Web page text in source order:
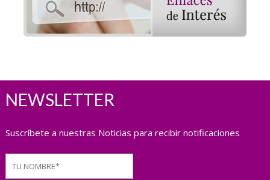
NEWSLETTER
Suscríbete a nuestras Noticias para recibir notificaciones